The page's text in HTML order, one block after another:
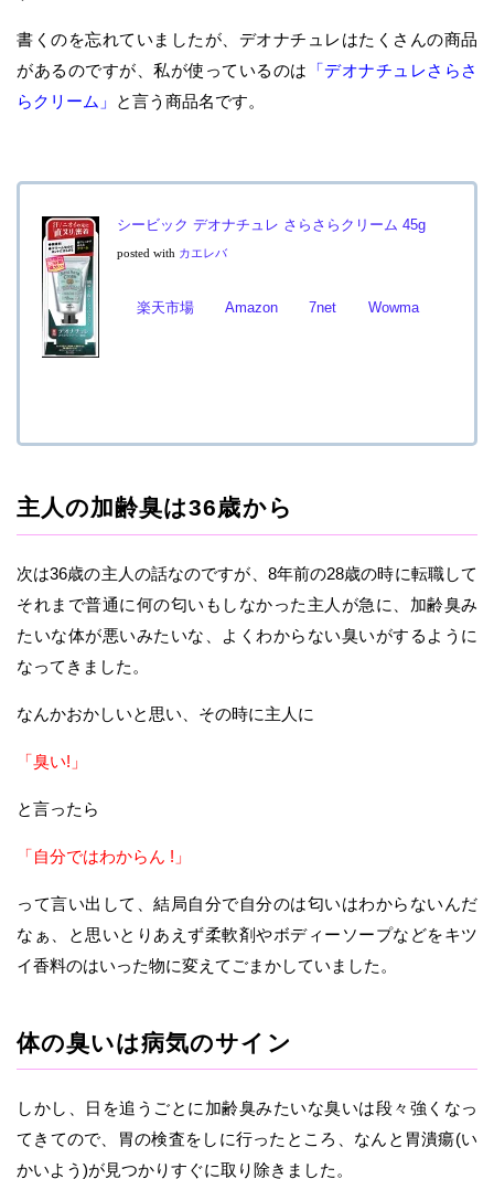
書くのを忘れていましたが、デオナチュレはたくさんの商品
があるのですが、私が使っているのは 「デオナチュレさらさ
らクリーム」
と言う商品名です。
シービック デオナチュレ さらさらクリーム 45g
posted with カエレバ
楽天市場 Amazon 7net Wowma
主人の加齢臭は36歳から
次は36歳の主人の話なのですが、8年前の28歳の時に転職して
それまで普通に何の匂いもしなかった主人が急に、加齢臭み
たいな体が悪いみたいな、よくわからない臭いがするように
なってきました。
なんかおかしいと思い、その時に主人に
「臭い!」
と言ったら
「自分ではわからん !」
って言い出して、結局自分で自分のは匂いはわからないんだ
なぁ、と思いとりあえず柔軟剤やボディーソープなどをキツ
イ香料のはいった物に変えてごまかしていました。
体の臭いは病気のサイン
しかし、日を追うごとに加齢臭みたいな臭いは段々強くなっ
てきてので、胃の検査をしに行ったところ、なんと胃潰瘍(い
かいよう)が見つかりすぐに取り除きました。